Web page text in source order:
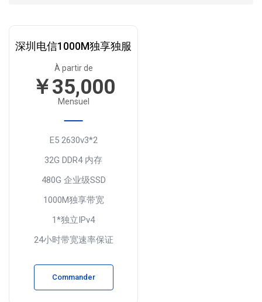
深圳电信1000M独享独服
À partir de
￥35,000
Mensuel
E5 2630v3*2
32G DDR4 内存
480G 企业级SSD
1000M独享带宽
1*独立IPv4
24小时带宽速率保证
Commander